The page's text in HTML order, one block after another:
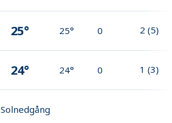
25° 25° 0 2 (5)
24° 24° 0 1 (3)
Solnedgång